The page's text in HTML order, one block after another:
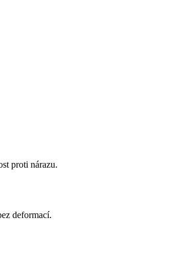
proti nárazu.
deformací.